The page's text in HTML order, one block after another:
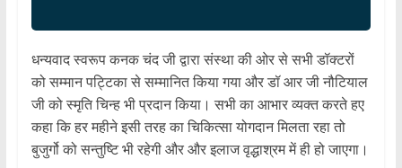
धन्यवाद स्वरूप कनक चंद जी द्वारा संस्था की ओर से सभी डॉक्टरों
को सम्मान पट्टिका से सम्मानित किया गया और डॉ आर जी नौटियाल
जी को स्मृति चिन्ह भी प्रदान किया। सभी का आभार व्यक्त करते हए
कहा कि हर महीने इसी तरह का चिकित्सा योगदान मिलता रहा तो
बुजुर्गो को सन्तुष्टि भी रहेगी और और इलाज वृद्धाश्रम में ही हो जाएगा।